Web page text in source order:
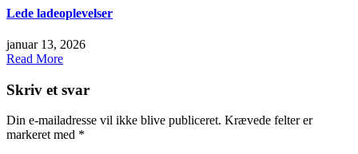
Lede ladeoplevelser
januar 13, 2026
Read More
Skriv et svar
Din e-mailadresse vil ikke blive publiceret. Krævede felter er
markeret med *